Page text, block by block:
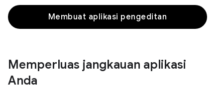
Membuat aplikasi pengeditan
Memperluas jangkauan aplikasi
Anda